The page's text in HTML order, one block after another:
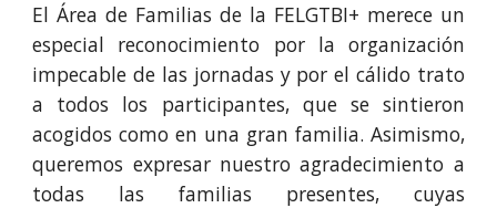
El Área de Familias de la FELGTBI+ merece un
especial reconocimiento por la organización
impecable de las jornadas y por el cálido trato
a todos los participantes, que se sintieron
acogidos como en una gran familia. Asimismo,
queremos expresar nuestro agradecimiento a
todas las familias presentes, cuyas